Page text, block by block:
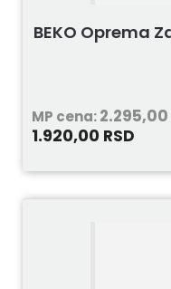
BEKO Oprema
MP cena:2.295,00
1.920,00 RSD